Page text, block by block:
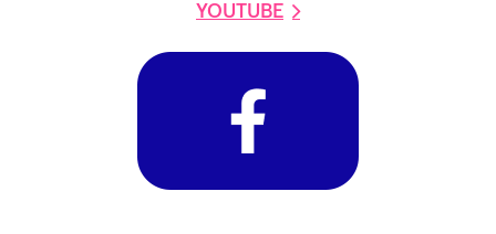
YOUTUBE